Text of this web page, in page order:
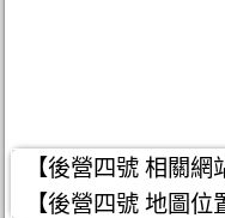
【後營四號 相關網
【後營四號 地圖位